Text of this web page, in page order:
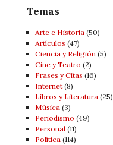
Temas
Arte e Historia(50)
Artí­culos (47)
Ciencia y Religión(5)
Cine y Teatro (2)
Frases y Citas (16)
Internet(8)
Libros y Literatura(25)
Música(3)
Periodismo (49)
Personal(11)
Política(114)